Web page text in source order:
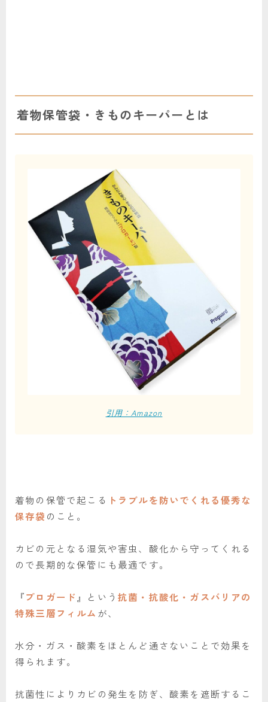
着物保管袋・きものキーパーとは
引用：Amazon
着物の保管で起こる トラブルを防いでくれる優秀な
保存袋 のこと。
カビの元となる湿気や害虫、酸化から守ってくれる
ので長期的な保管にも最適です。
『プロガード 』という抗菌・抗酸化・ガスバリアの
特殊三層フィルム が、
水分・ガス・酸素をほとんど通さないことで効果を
得られます。
抗菌性によりカビの発生を防ぎ、酸素を遮断するこ